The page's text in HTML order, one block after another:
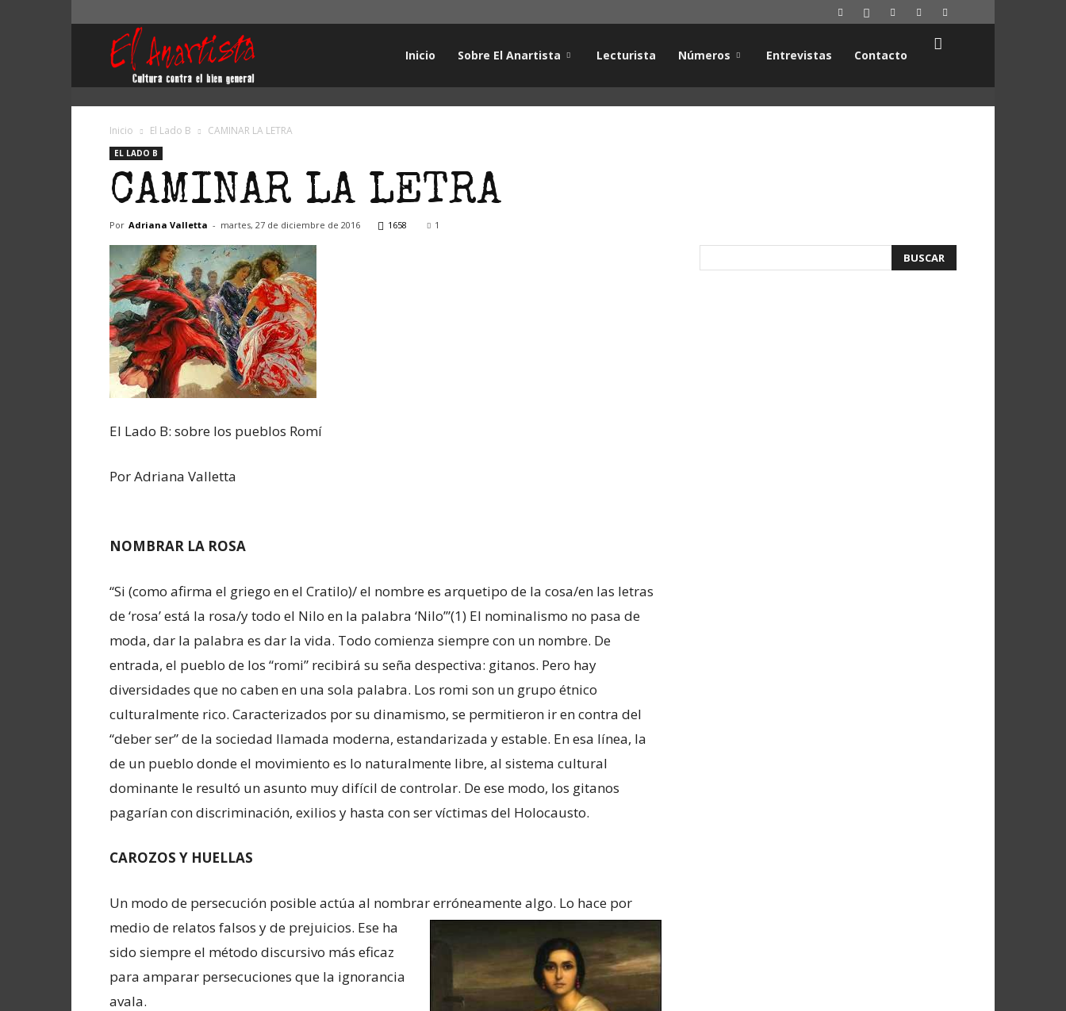
Inicio Sobre El Anartista Lecturista Números Entrevistas Contacto
Inicio El Lado B CAMINAR LA LETRA
EL LADO B
CAMINAR LA LETRA
Por Adriana Valletta - martes, 27 de diciembre de 2016 1658 1
El Lado B: sobre los pueblos Romí
Por Adriana Valletta
NOMBRAR LA ROSA
“Si (como afirma el griego en el Cratilo)/ el nombre es arquetipo de la cosa/en las letras
de ‘rosa’ está la rosa/y todo el Nilo en la palabra ‘Nilo’”(1) El nominalismo no pasa de
moda, dar la palabra es dar la vida. Todo comienza siempre con un nombre. De
entrada, el pueblo de los “romi” recibirá su seña despectiva: gitanos. Pero hay
diversidades que no caben en una sola palabra. Los romi son un grupo étnico
culturalmente rico. Caracterizados por su dinamismo, se permitieron ir en contra del
“deber ser” de la sociedad llamada moderna, estandarizada y estable. En esa línea, la
de un pueblo donde el movimiento es lo naturalmente libre, al sistema cultural
dominante le resultó un asunto muy difícil de controlar. De ese modo, los gitanos
pagarían con discriminación, exilios y hasta con ser víctimas del Holocausto.
CAROZOS Y HUELLAS
Un modo de persecución posible actúa al nombrar erróneamente algo. Lo hace por
medio de relatos falsos y de prejuicios. Ese ha
sido siempre el método discursivo más eficaz
para amparar persecuciones que la ignorancia
avala.